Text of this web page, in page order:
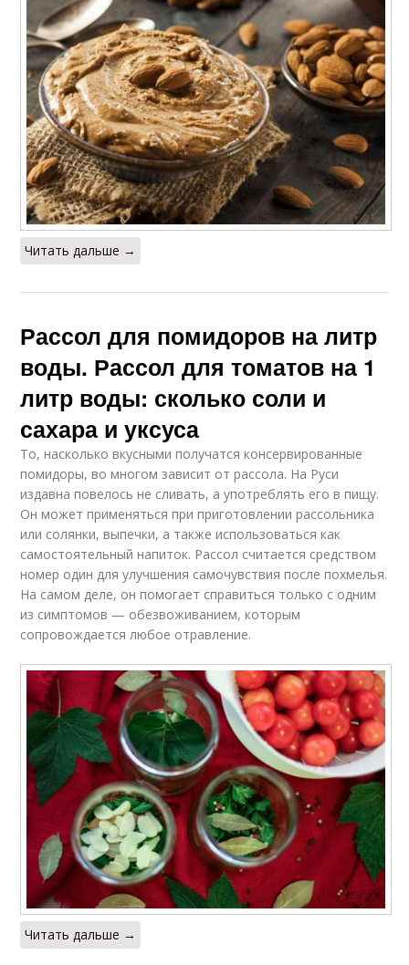
Читать дальше →
Рассол для помидоров на литр
воды. Рассол для томатов на 1
литр воды: сколько соли и
сахара и уксуса
То, насколько вкусными получатся консервированные
помидоры, во многом зависит от рассола. На Руси
издавна повелось не сливать, а употреблять его в пищу.
Он может применяться при приготовлении рассольника
или солянки, выпечки, а также использоваться как
самостоятельный напиток. Рассол считается средством
номер один для улучшения самочувствия после похмелья.
На самом деле, он помогает справиться только с одним
из симптомов — обезвоживанием, которым
сопровождается любое отравление.
Читать дальше →